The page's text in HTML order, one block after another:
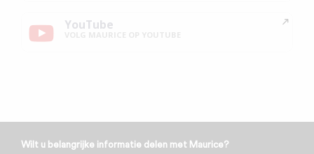
YouTube
Wilt u belangrijke informatie delen met Maurice?